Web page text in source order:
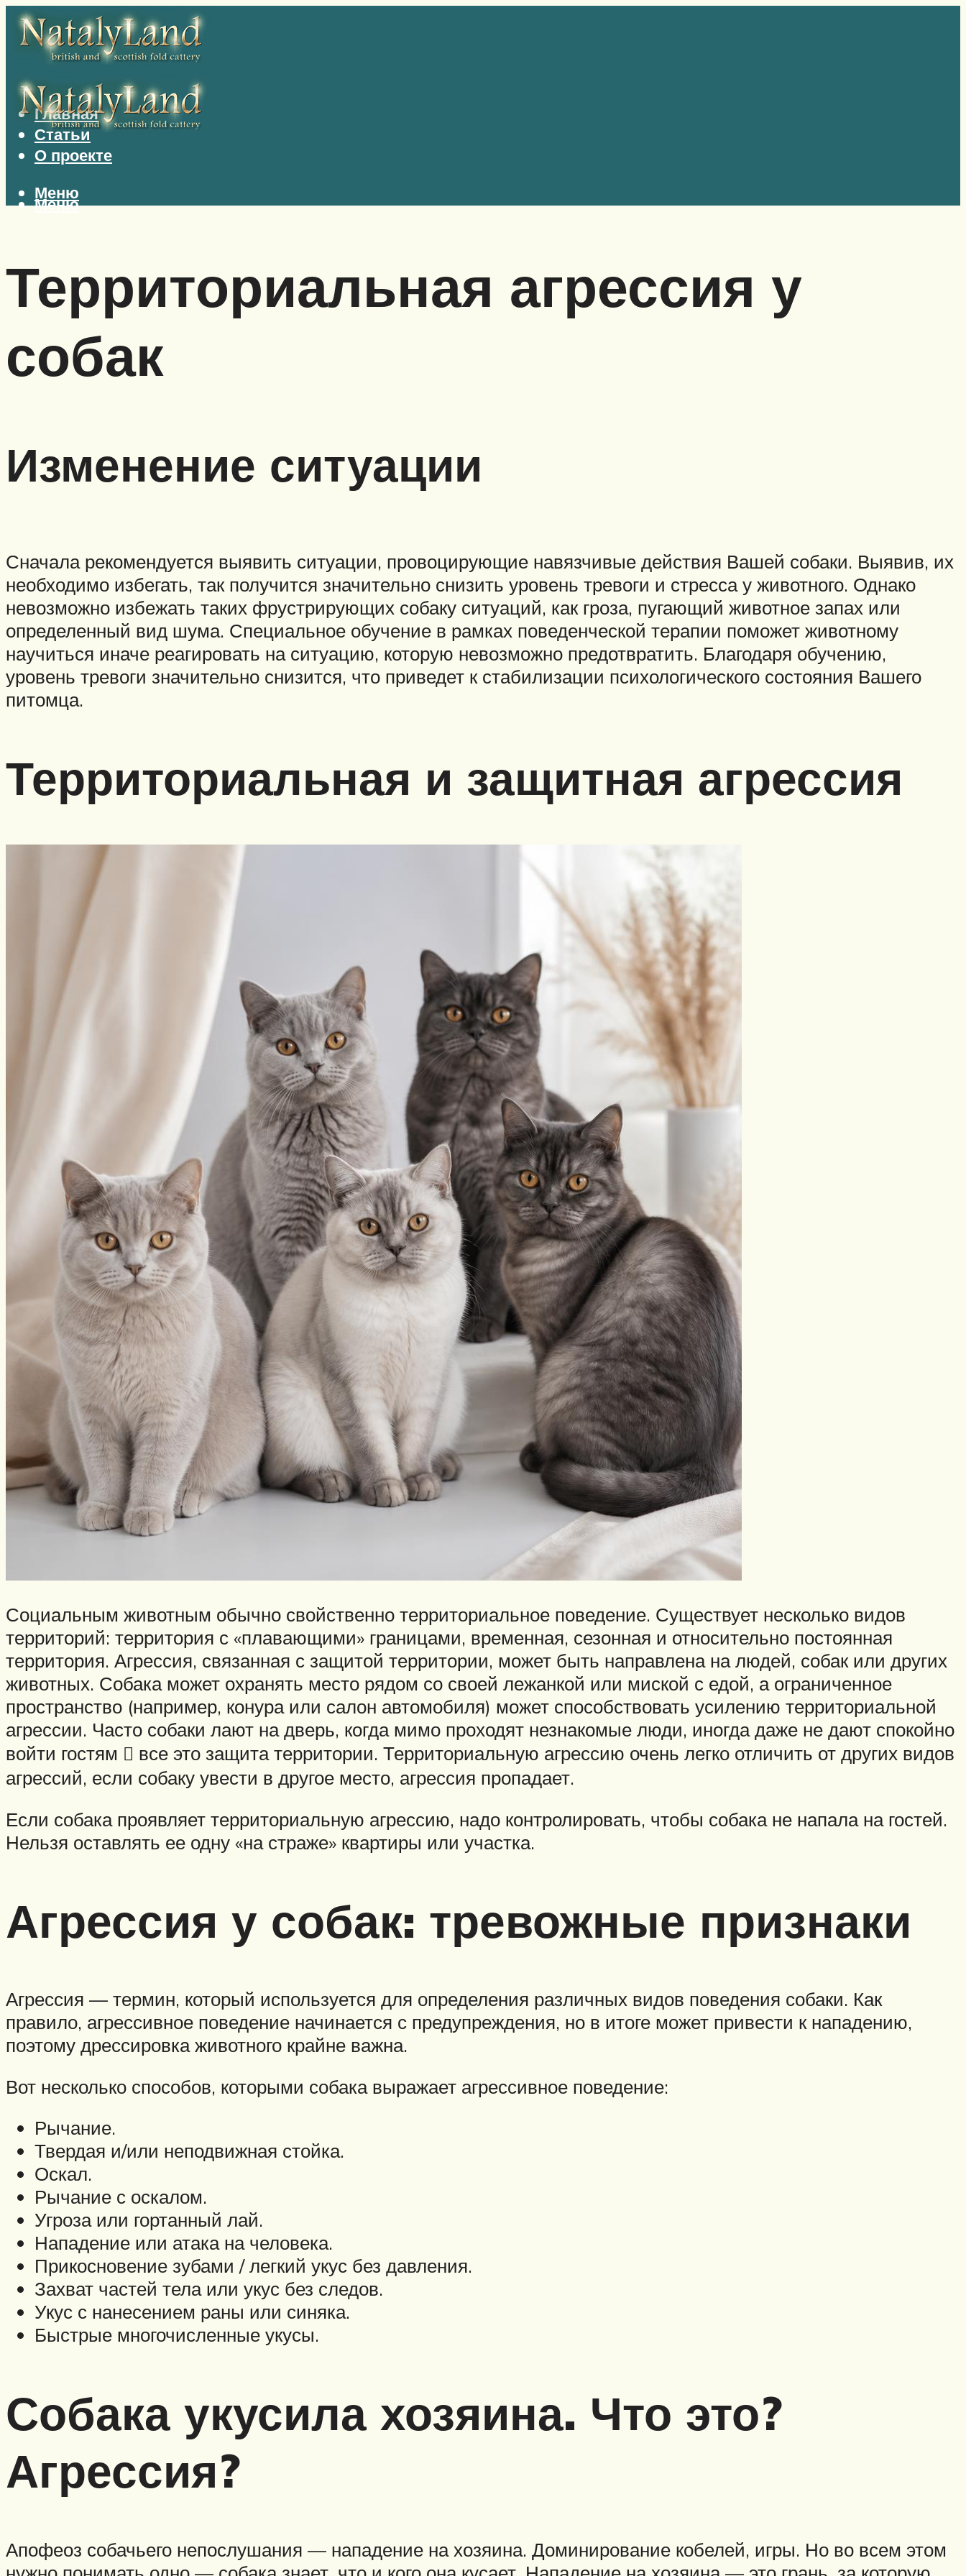
Главная
Статьи
О проекте
Меню
Меню
Территориальная агрессия у
собак
Изменение ситуации
Сначала рекомендуется выявить ситуации, провоцирующие навязчивые действия Вашей собаки. Выявив, их
необходимо избегать, так получится значительно снизить уровень тревоги и стресса у животного. Однако
невозможно избежать таких фрустрирующих собаку ситуаций, как гроза, пугающий животное запах или
определенный вид шума. Специальное обучение в рамках поведенческой терапии поможет животному
научиться иначе реагировать на ситуацию, которую невозможно предотвратить. Благодаря обучению,
уровень тревоги значительно снизится, что приведет к стабилизации психологического состояния Вашего
питомца.
Территориальная и защитная агрессия
Социальным животным обычно свойственно территориальное поведение. Существует несколько видов
территорий: территория с «плавающими» границами, временная, сезонная и относительно постоянная
территория. Агрессия, связанная с защитой территории, может быть направлена на людей, собак или других
животных. Собака может охранять место рядом со своей лежанкой или миской с едой, а ограниченное
пространство (например, конура или салон автомобиля) может способствовать усилению территориальной
агрессии. Часто собаки лают на дверь, когда мимо проходят незнакомые люди, иногда даже не дают спокойно
войти гостям  все это защита территории. Территориальную агрессию очень легко отличить от других видов
агрессий, если собаку увести в другое место, агрессия пропадает.
Если собака проявляет территориальную агрессию, надо контролировать, чтобы собака не напала на гостей.
Нельзя оставлять ее одну «на страже» квартиры или участка.
Агрессия у собак: тревожные признаки
Агрессия — термин, который используется для определения различных видов поведения собаки. Как
правило, агрессивное поведение начинается с предупреждения, но в итоге может привести к нападению,
поэтому дрессировка животного крайне важна.
Вот несколько способов, которыми собака выражает агрессивное поведение:
Рычание.
Твердая и/или неподвижная стойка.
Оскал.
Рычание с оскалом.
Угроза или гортанный лай.
Нападение или атака на человека.
Прикосновение зубами / легкий укус без давления.
Захват частей тела или укус без следов.
Укус с нанесением раны или синяка.
Быстрые многочисленные укусы.
Собака укусила хозяина. Что это?
Агрессия?
Апофеоз собачьего непослушания — нападение на хозяина. Доминирование кобелей, игры. Но во всем этом